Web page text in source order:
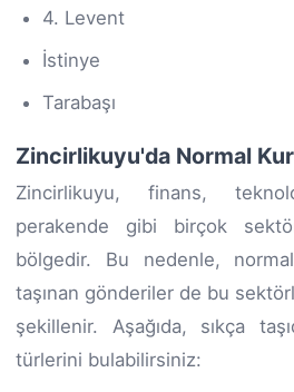
4. Levent
İstinye
Tarabaşı
Zincirlikuyu'da Normal
Zincirlikuyu, finans,
perakende gibi birçok
bölgedir. Bu nedenle,
taşınan gönderiler de bu
şekillenir. Aşağıda, sıkça
türlerini bulabilirsiniz: